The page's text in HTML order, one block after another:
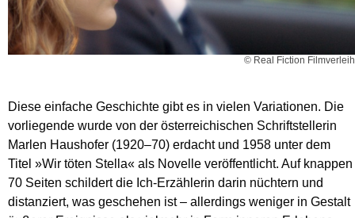
© Real Fiction Filmverleih
Diese einfache Geschichte gibt es in vielen Variationen. Die
vorliegende wurde von der österreichischen Schriftstellerin
Marlen Haushofer (1920–70) erdacht und 1958 unter dem
Titel »Wir töten Stella« als Novelle veröffentlicht. Auf knappen
70 Seiten schildert die Ich-Erzählerin darin nüchtern und
distanziert, was geschehen ist – allerdings weniger in Gestalt